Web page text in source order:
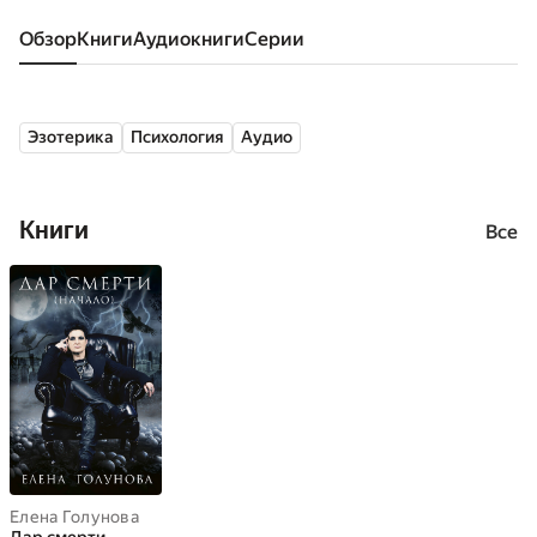
Обзор книги аудиокниги серии
Эзотерика Психология Аудио
Книги Все
Елена Голунова